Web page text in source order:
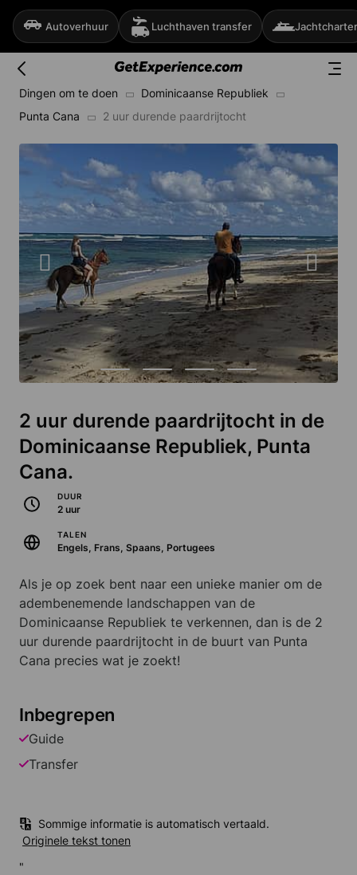
Autoverhuur Luchthaven transfer Jachtcharter
Dingen om te doen
Dominicaanse Republiek
Punta Cana
2 uur durende paardrijtocht
2 uur durende paardrijtocht in de
Dominicaanse Republiek, Punta
Cana.
DUUR
2 uur
TALEN
Engels, Frans, Spaans, Portugees
Als je op zoek bent naar een unieke manier om de
adembenemende landschappen van de
Dominicaanse Republiek te verkennen, dan is de 2
uur durende paardrijtocht in de buurt van Punta
Cana precies wat je zoekt!
Inbegrepen
Guide
Transfer
Sommige informatie is automatisch vertaald.
Originele tekst tonen
"